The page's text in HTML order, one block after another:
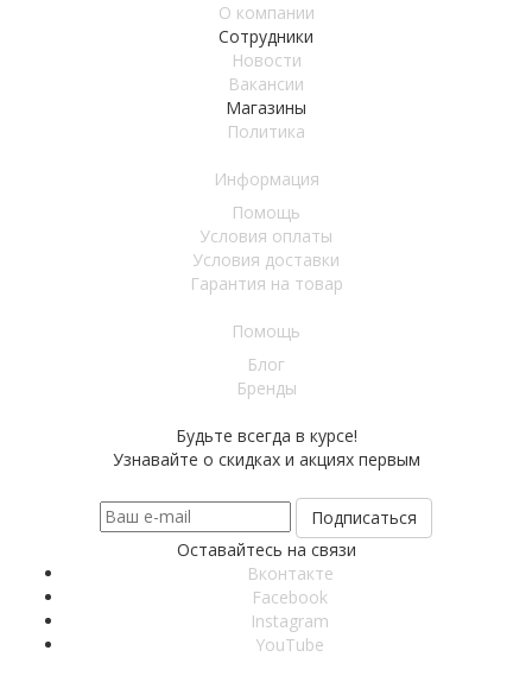
О компании
Сотрудники
Новости
Вакансии
Магазины
Политика
Информация
Помощь
Условия оплаты
Условия доставки
Гарантия на товар
Помощь
Блог
Бренды
Будьте всегда в курсе!
Узнавайте о скидках и акциях первым
Оставайтесь на связи
Вконтакте
Facebook
Instagram
YouTube